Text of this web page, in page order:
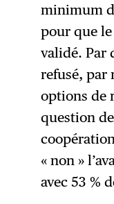
minimum
pour que
validé. Par
refusé, par
options de
question
« non »
avec 53 %